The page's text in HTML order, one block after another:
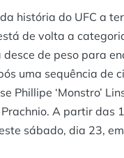
história do UFC a
de volta a
desce de peso para
uma sequência de
Phillipe ‘Monstro’
A partir das
sábado, dia 23,